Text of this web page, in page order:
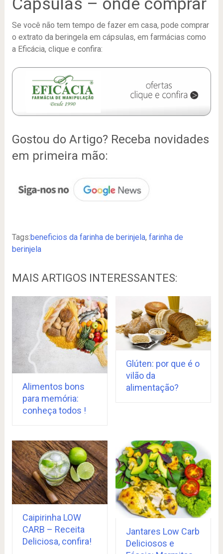
Se você não tem tempo de fazer em casa, pode comprar
o extrato da beringela em cápsulas, em farmácias como
a Eficácia, clique e confira:
Gostou do Artigo? Receba novidades
em primeira mão:
Tags:beneficios da farinha de berinjela, farinha de
berinjela
MAIS ARTIGOS INTERESSANTES:
Alimentos bons
para memória:
conheça todos !
Glúten: por que é o
vilão da
alimentação?
Caipirinha LOW
CARB – Receita
Deliciosa, confira!
Jantares Low Carb
Deliciosos e